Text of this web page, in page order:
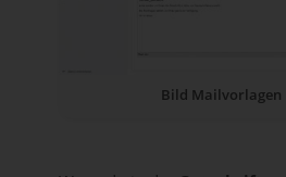
Bild Mailvorlagen